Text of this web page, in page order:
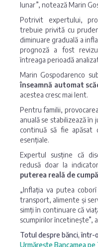
lunar”, notează Marin
Potrivit expertului,
trebuie privită cu
diminuare graduală a
prognoză a fost
întreaga perioadă
Marin Gospodarenco
înseamnă automat
acestea cresc mai lent.
Pentru familii,
anuală se stabilizează în
continuă să fie apăsat
esențiale.
Expertul susține că
redusă doar la
puterea reală de
„Inflația va putea
transport, alimente și
simți în continuare că
scumpirilor încetinește”,
Totul despre bănci, într-
Urmărește Bancamea pe